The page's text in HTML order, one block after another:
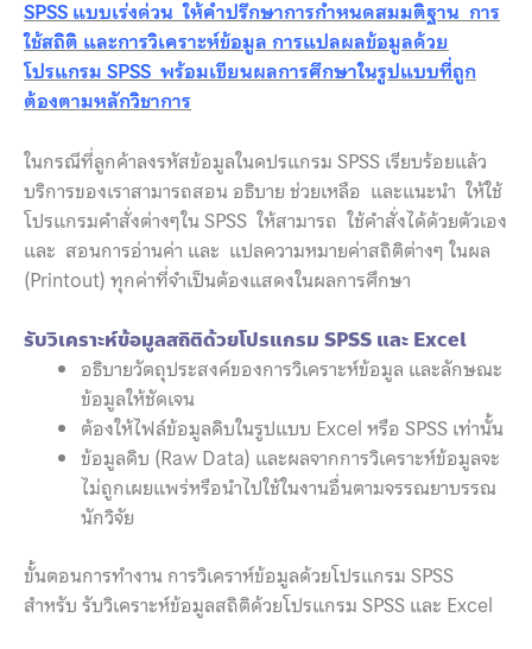
SPSS แบบเร่งด่วน ให้คำปรึกษาการกำหนดสมมติฐาน การ
ใช้สถิติ และการวิเคราะห์ข้อมูล การแปลผลข้อมูลด้วย
โปรแกรม SPSS พร้อมเขียนผลการศึกษาในรูปแบบที่ถูก
ต้องตามหลักวิชาการ
ในกรณีที่ลูกค้าลงรหัสข้อมูลในดปรแกรม SPSS เรียบร้อยแล้ว
บริการของเราสามารถสอน อธิบาย ช่วยเหลือ และแนะนำ ให้ใช้
โปรแกรมคำสั่งต่างๆใน SPSS ให้สามารถ ใช้คำสั่งได้ด้วยตัวเอง
และ สอนการอ่านค่า และ แปลความหมายค่าสถิติต่างๆ ในผล
(Printout) ทุกค่าที่จำเป็นต้องแสดงในผลการศึกษา
รับวิเคราะห์ข้อมูลสถิติด้วยโปรแกรม SPSS และ Excel
อธิบายวัตถุประสงค์ของการวิเคราะห์ข้อมูล และลักษณะ
ข้อมูลให้ชัดเจน
ต้องให้ไฟล์ข้อมูลดิบในรูปแบบ Excel หรือ SPSS เท่านั้น
ข้อมูลดิบ (Raw Data) และผลจากการวิเคราะห์ข้อมูลจะ
ไม่ถูกเผยแพร่หรือนำไปใช้ในงานอื่นตามจรรณยาบรรณ
นักวิจัย
ขั้นตอนการทำงาน การวิเคราห์ข้อมูลด้วยโปรแกรม SPSS
สำหรับ รับวิเคราะห์ข้อมูลสถิติด้วยโปรแกรม SPSS และ Excel